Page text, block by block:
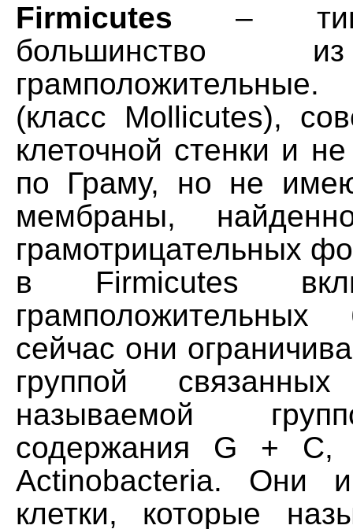
Firmicutes – тип
большинство
(класс Mollicutes),
клеточной стенки и
по Граму, но не
мембраны,
грамотрицательных
в Firmicutes
сейчас они
группой
называемой
содержания G + C,
Actinobacteria. Они
клетки, которые